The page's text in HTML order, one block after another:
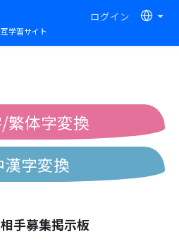
学習サイト
ログイン
る
繁体字変換
漢字変換
手募集掲示板